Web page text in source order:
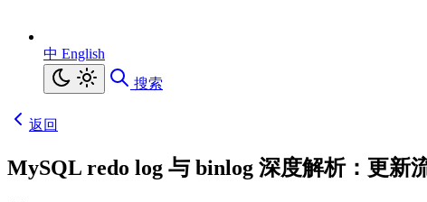
中 English
搜索
返回
MySQL redo log 与 binlog 深度解析：更新